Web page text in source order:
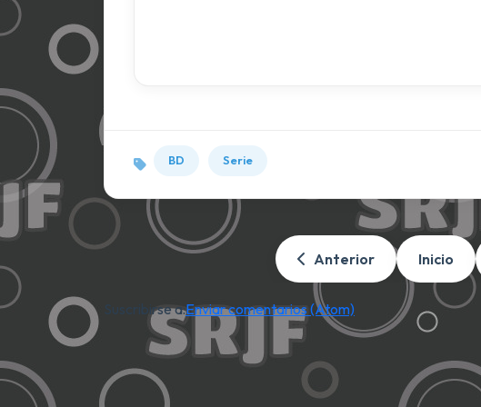
BD Serie
Anterior Inicio
Suscribirse a:Enviar comentarios (Atom)